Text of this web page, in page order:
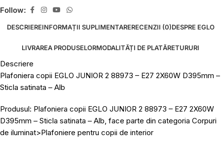
Follow:
DESCRIEREINFORMAȚII SUPLIMENTARERECENZII (0)DESPRE EGLO
LIVRAREA PRODUSELORMODALITĂȚI DE PLATĂRETURURI
Descriere
Plafoniera copii EGLO JUNIOR 2 88973 – E27 2X60W D395mm –
Sticla satinata – Alb
Produsul: Plafoniera copii EGLO JUNIOR 2 88973 – E27 2X60W
D395mm – Sticla satinata – Alb, face parte din categoria Corpuri
de iluminat>Plafoniere pentru copii de interior